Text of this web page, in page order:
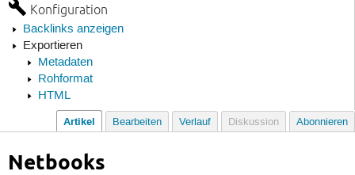
Konfiguration
Backlinks anzeigen
Exportieren
Metadaten
Rohformat
HTML
Artikel Bearbeiten Verlauf Diskussion Abonnieren
Netbooks